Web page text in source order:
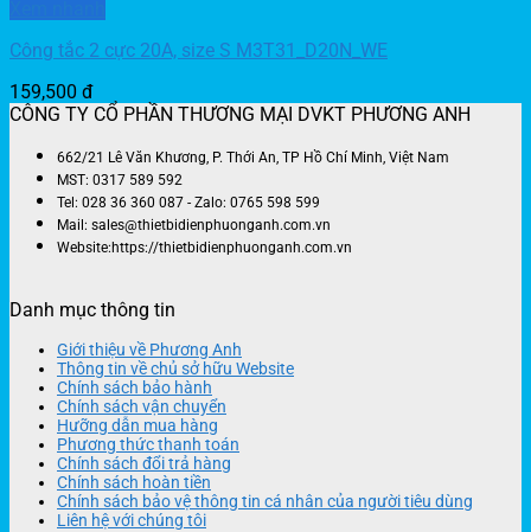
Công tắc 2 cực 20A, size S M3T31_D20N_WE
159,500 đ
CÔNG TY CỔ PHẦN THƯƠNG MẠI DVKT PHƯƠNG ANH
662/21 Lê Văn Khương, P. Thới An, TP Hồ Chí Minh, Việt Nam
MST: 0317 589 592
Tel: 028 36 360 087 - Zalo: 0765 598 599
Mail: sales@thietbidienphuonganh.com.vn
Website:https://thietbidienphuonganh.com.vn
Danh mục thông tin
Giới thiệu về Phương Anh
Thông tin về chủ sở hữu Website
Chính sách bảo hành
Chính sách vận chuyển
Hưỡng dẫn mua hàng
Phương thức thanh toán
Chính sách đổi trả hàng
Chính sách hoàn tiền
Chính sách bảo vệ thông tin cá nhân của người tiêu dùng
Liên hệ với chúng tôi